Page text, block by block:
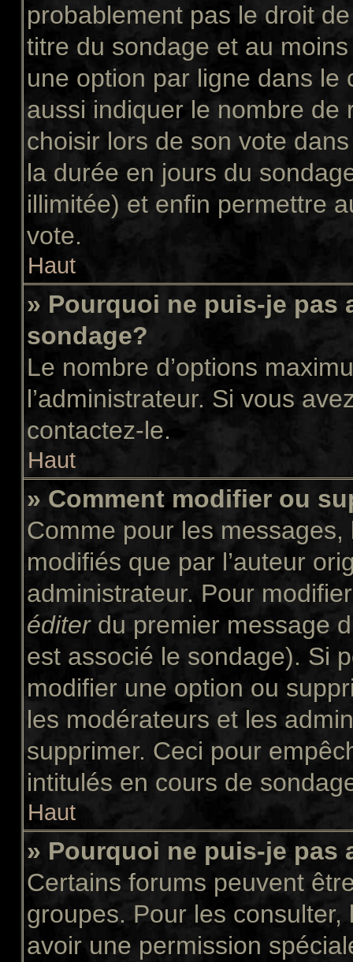
probablement pas le droit
titre du sondage et au
une option par ligne dans le
aussi indiquer le nombre de
choisir lors de son vote
la durée en jours du
illimitée) et enfin permettre
vote.
Haut
» Pourquoi ne puis-je pas
sondage?
Le nombre d’options
l’administrateur. Si vous
contactez-le.
Haut
» Comment modifier ou
Comme pour les
modifiés que par l’auteur
administrateur. Pour
éditerdu premier message
est associé le sondage). Si
modifier une option ou
les modérateurs et les
supprimer. Ceci pour
intitulés en cours de
Haut
» Pourquoi ne puis-je pas
Certains forums peuvent
groupes. Pour les
avoir une permission